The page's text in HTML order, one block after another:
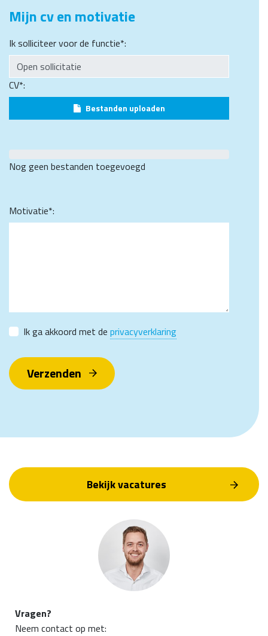
Mijn cv en motivatie
Ik solliciteer voor de functie*:
CV*:
Bestanden uploaden
Nog geen bestanden toegevoegd
Motivatie*:
Ik ga akkoord met de privacyverklaring
Verzenden
Bekijk vacatures
Vragen?
Neem contact op met: